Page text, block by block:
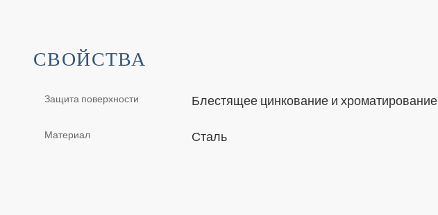
СВОЙСТВА
Защита поверхности Блестящее цинкование и хроматирование
Материал Сталь